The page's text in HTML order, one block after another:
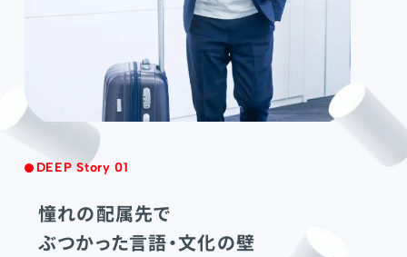
DEEP Story 01
憧れの配属先で
ぶつかった言語・文化の壁